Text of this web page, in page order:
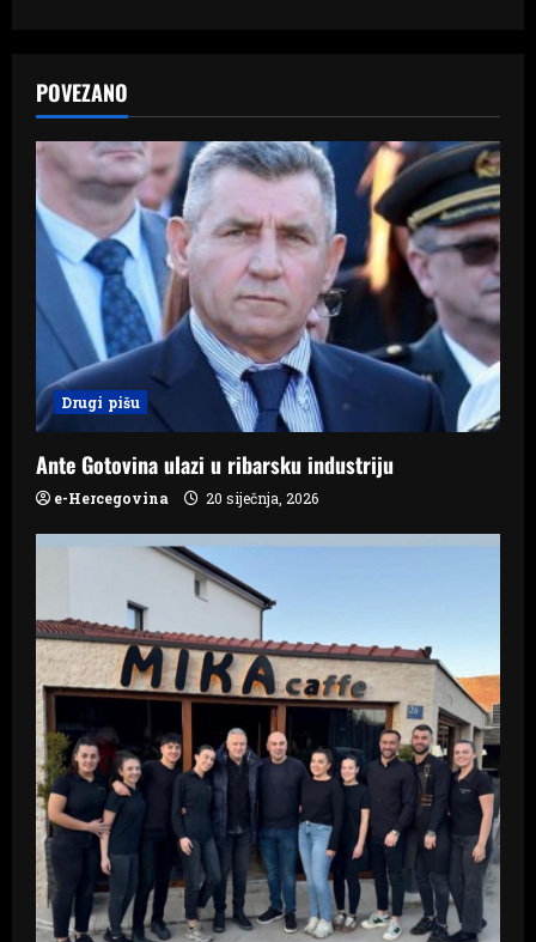
a
v
i
g
t
i
o
n
POVEZANO
Drugi pišu
Ante Gotovina ulazi u ribarsku industriju
e-Hercegovina 20 siječnja, 2026